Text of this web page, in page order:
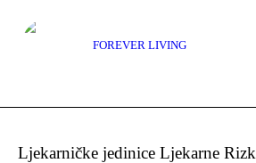
FOREVER LIVING
Ljekarničke jedinice Ljekarne Rizk